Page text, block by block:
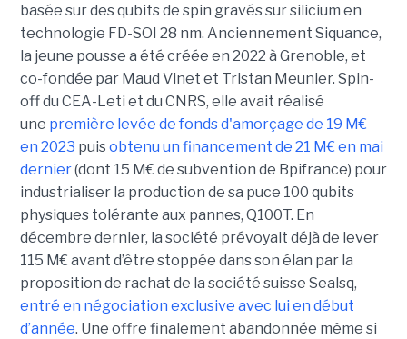
basée sur des qubits de spin gravés sur silicium en
technologie FD-SOI 28 nm. Anciennement Siquance,
la jeune pousse a été créée en 2022 à Grenoble, et
co-fondée par Maud Vinet et Tristan Meunier. Spin-
off du CEA-Leti et du CNRS, elle avait réalisé
une première levée de fonds d'amorçage de 19 M€
en 2023 puisobtenu un financement de 21 M€ en mai
dernier(dont 15 M€ de subvention de Bpifrance) pour
industrialiser la production de sa puce 100 qubits
physiques tolérante aux pannes, Q100T. En
décembre dernier, la société prévoyait déjà de lever
115 M€ avant d’être stoppée dans son élan par la
proposition de rachat de la société suisse Sealsq,
entré en négociation exclusive avec lui en début
d’année. Une offre finalement abandonnée même si